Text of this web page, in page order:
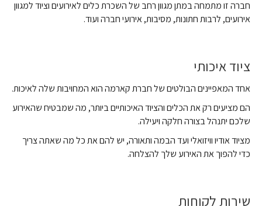
חברה זו מתמחה במתן מגוון רחב של השכרת כלים לאירועים וציוד למגוון
אירועים, לרבות חתונות, מסיבות, אירועי חברה ועוד.
ציוד איכותי
אחד המאפיינים הבולטים של חברת קארמה הוא המחויבות שלה לאיכות.
הם מציעים רק את הכלים והציוד האיכותיים ביותר, מה שמבטיח שהאירוע
שלכם יתנהל בצורה חלקה ויעילה.
מציוד אודיו וויזואלי ועד הבמה ותאורה, יש להם את כל מה שאתה צריך
כדי להפוך את האירוע שלך להצלחה.
שירות לקוחות